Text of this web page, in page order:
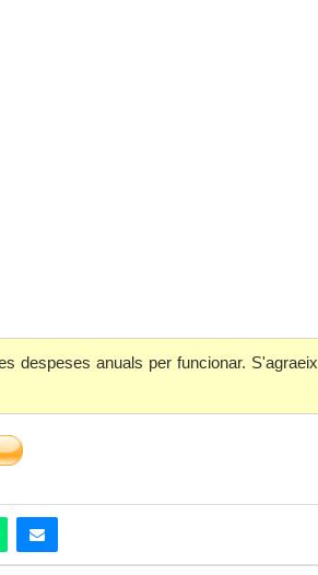
despeses anuals per funcionar. S'agraeix